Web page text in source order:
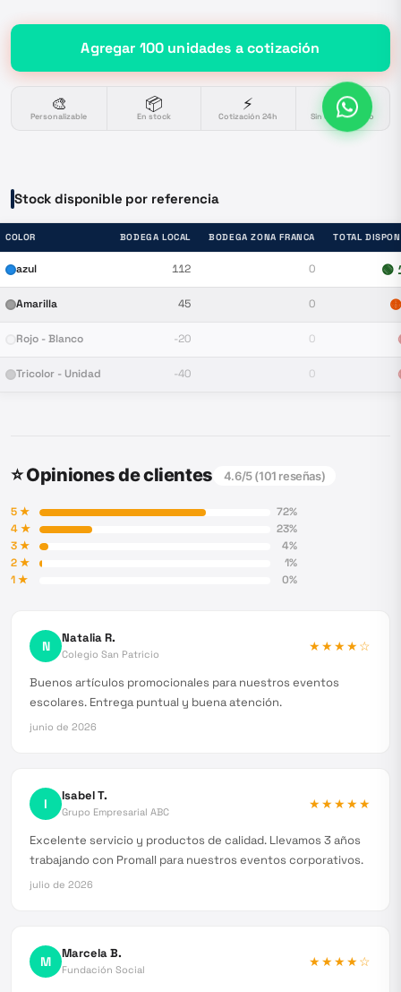
Agregar 100 unidades a cotización
🎨
Personalizable
📦
En stock
⚡
Cotización 24h
🔒
Sin compromiso
Stock disponible por referencia
COLOR BODEGA LOCAL BODEGA ZONA FRANCA TOTAL
azul 112 0 🟢
Amarilla 45 0 🟡
Rojo - Blanco -20 0
Tricolor - Unidad -40 0
⭐ Opiniones de clientes 4.6/5 (101 reseñas)
5★ 72%
4★ 23%
3★ 4%
2★ 1%
1★ 0%
N Natalia R.
Colegio San Patricio
★★★★☆
Buenos artículos promocionales para nuestros eventos
escolares. Entrega puntual y buena atención.
junio de 2026
I Isabel T.
Grupo Empresarial ABC
★★★★★
Excelente servicio y productos de calidad. Llevamos 3 años
trabajando con Promall para nuestros eventos corporativos.
julio de 2026
M Marcela B.
Fundación Social
★★★★☆